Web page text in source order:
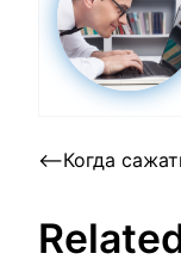
Post
⟵Когда